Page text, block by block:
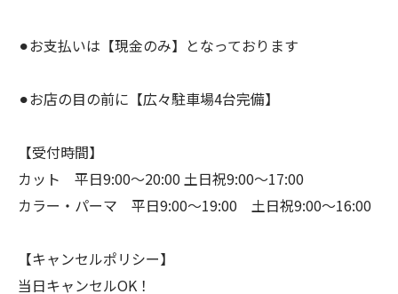
⚫︎お支払いは【現金のみ】となっております
⚫︎お店の目の前に【広々駐車場4台完備】
【受付時間】
カット 平日9:00〜20:00 土日祝9:00〜17:00
カラー・パーマ 平日9:00〜19:00 土日祝9:00〜16:00
【キャンセルポリシー】
当日キャンセルOK！